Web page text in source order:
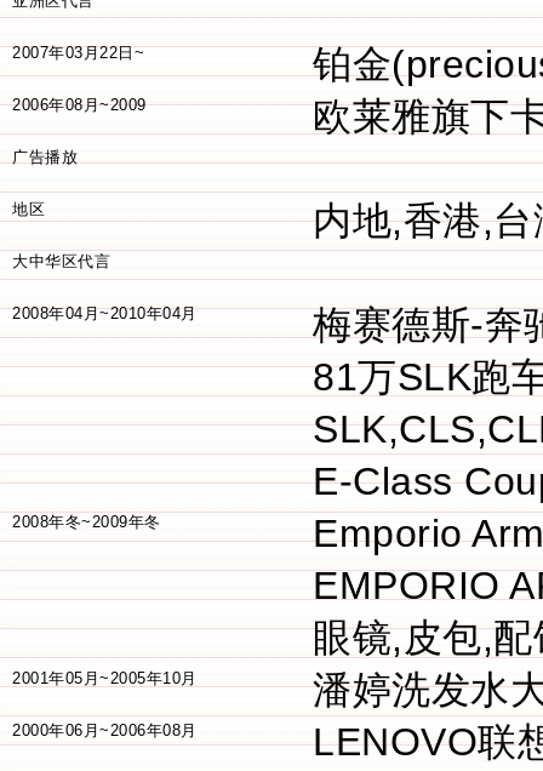
2007年03月22日~ 铂金
2006年08月~2009 欧莱雅旗下
广告播放
地区 内地,香港,
大中华区代言
2008年04月~2010年04月
梅赛德斯-奔
81万SLK跑
E-Class
2008年冬~2009年冬
Emporio
EMPORIO
眼镜,皮包,
2001年05月~2005年10月 潘婷洗发水
2000年06月~2006年08月 LENOVO联